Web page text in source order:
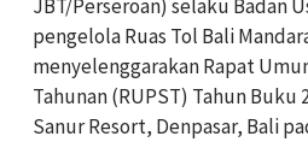
JBT/Perseroan) selaku Badan
pengelola Ruas Tol Bali
menyelenggarakan Rapat
Tahunan (RUPST) Tahun Buku
Sanur Resort, Denpasar, Bali